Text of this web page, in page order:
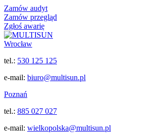
Zamów audyt
Zamów przegląd
Zgłoś awarię
Wrocław
tel.: 530 125 125
e-mail: biuro@multisun.pl
Poznań
tel.: 885 027 027
e-mail: wielkopolska@multisun.pl